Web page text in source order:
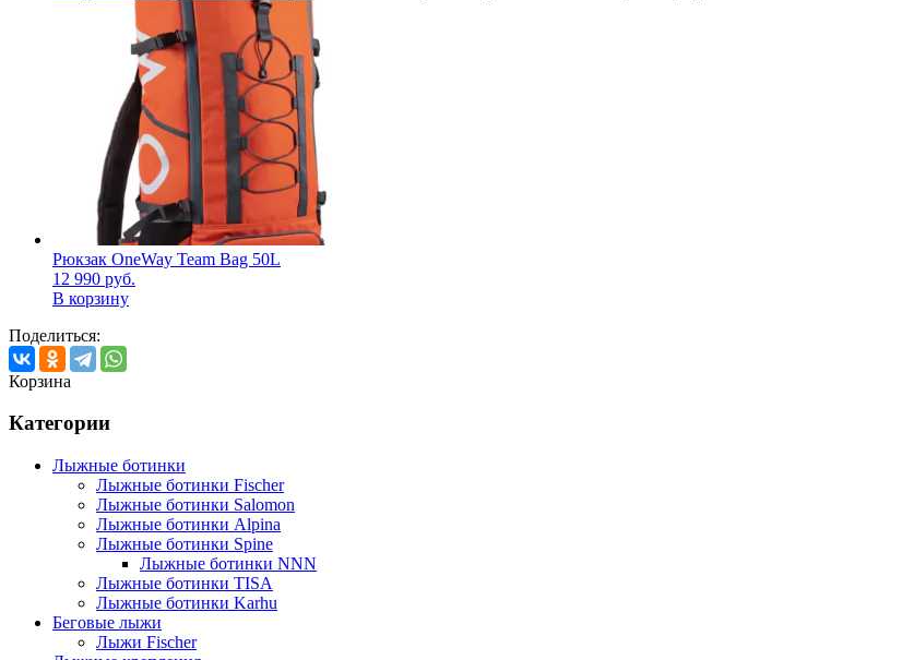
Рюкзак OneWay Team Bag 50L
12 990 руб.
В корзину
Поделиться:
Корзина
Категории
Лыжные ботинки
Лыжные ботинки Fischer
Лыжные ботинки Salomon
Лыжные ботинки Alpina
Лыжные ботинки Spine
Лыжные ботинки NNN
Лыжные ботинки TISA
Лыжные ботинки Karhu
Беговые лыжи
Лыжи Fischer